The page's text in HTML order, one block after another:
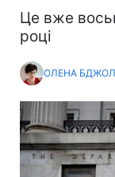
Це вже
році
ОЛЕНА